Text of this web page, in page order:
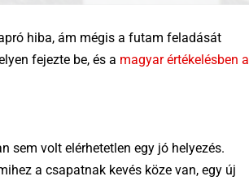
hiba, ám mégis a futam feladását
fejezte be, és a magyar értékelésben a
sem volt elérhetetlen egy jó helyezés.
a csapatnak kevés köze van, egy új